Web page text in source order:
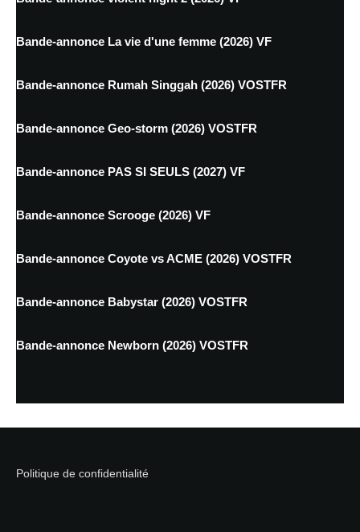
Bande-annonce La vie d'une femme (2026) VF
Bande-annonce Rumah Singgah (2026) VOSTFR
Bande-annonce Geo-storm (2026) VOSTFR
Bande-annonce PAS SI SEULS (2027) VF
Bande-annonce Scrooge (2026) VF
Bande-annonce Coyote vs ACME (2026) VOSTFR
Bande-annonce Babystar (2026) VOSTFR
Bande-annonce Newborn (2026) VOSTFR
Politique de confidentialité